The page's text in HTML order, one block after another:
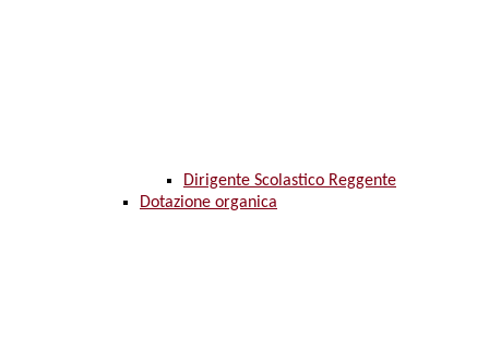
Dirigente Scolastico Reggente
Dotazione organica